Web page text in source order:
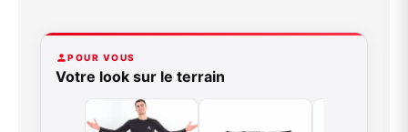
POUR VOUS
Votre look sur le terrain